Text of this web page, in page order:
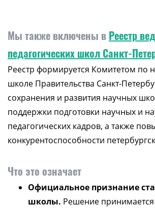
Мы также включены в Реестр
педагогических школ Санкт-
Реестр формируется Комитетом по
школе Правительства Санкт-
сохранения и развития научных
поддержки подготовки научных и
педагогических кадров, а также
конкурентоспособности
Что это означает
Официальное признание
школы. Решение